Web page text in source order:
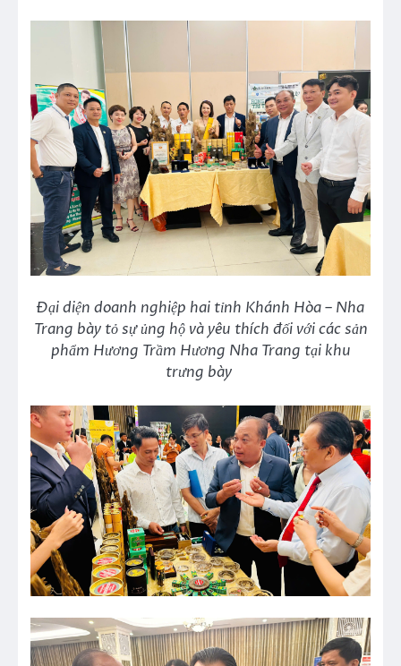
Đại diện doanh nghiệp hai tỉnh Khánh Hòa – Nha
Trang bày tỏ sự ủng hộ và yêu thích đối với các sản
phẩm Hương Trầm Hương Nha Trang tại khu
trưng bày